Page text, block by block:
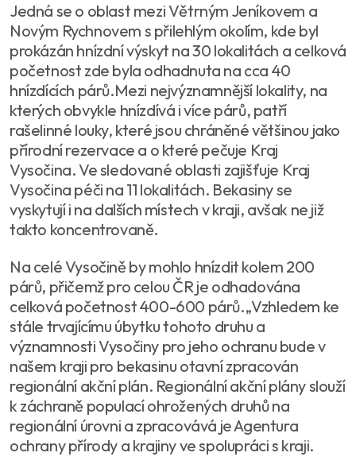
Jedná se o oblast mezi Větrným Jeníkovem a
Novým Rychnovem s přilehlým okolím, kde byl
prokázán hnízdní výskyt na 30 lokalitách a celková
početnost zde byla odhadnuta na cca 40
hnízdících párů.Mezi nejvýznamnější lokality, na
kterých obvykle hnízdívá i více párů, patří
rašelinné louky, které jsou chráněné většinou jako
přírodní rezervace a o které pečuje Kraj
Vysočina. Ve sledované oblasti zajišťuje Kraj
Vysočina péči na 11 lokalitách. Bekasiny se
vyskytují i na dalších místech v kraji, avšak ne již
takto koncentrovaně.
Na celé Vysočině by mohlo hnízdit kolem 200
párů, přičemž pro celou ČR je odhadována
celková početnost 400-600 párů.„Vzhledem ke
stále trvajícímu úbytku tohoto druhu a
významnosti Vysočiny pro jeho ochranu bude v
našem kraji pro bekasinu otavní zpracován
regionální akční plán. Regionální akční plány slouží
k záchraně populací ohrožených druhů na
regionální úrovni a zpracovává je Agentura
ochrany přírody a krajiny ve spolupráci s kraji.